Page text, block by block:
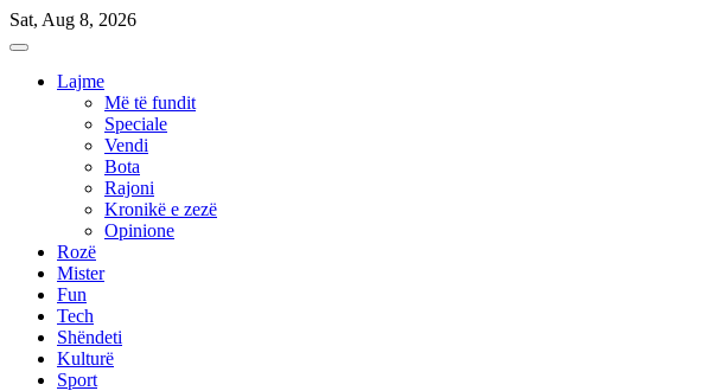
Skip
to
Sat, Aug 8, 2026
Lajme
Më të fundit
Speciale
Vendi
Bota
Rajoni
Kronikë e zezë
Opinione
Rozë
Mister
Fun
Tech
Shëndeti
Kulturë
Sport